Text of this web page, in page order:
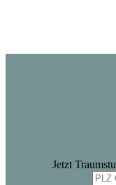
Jetzt